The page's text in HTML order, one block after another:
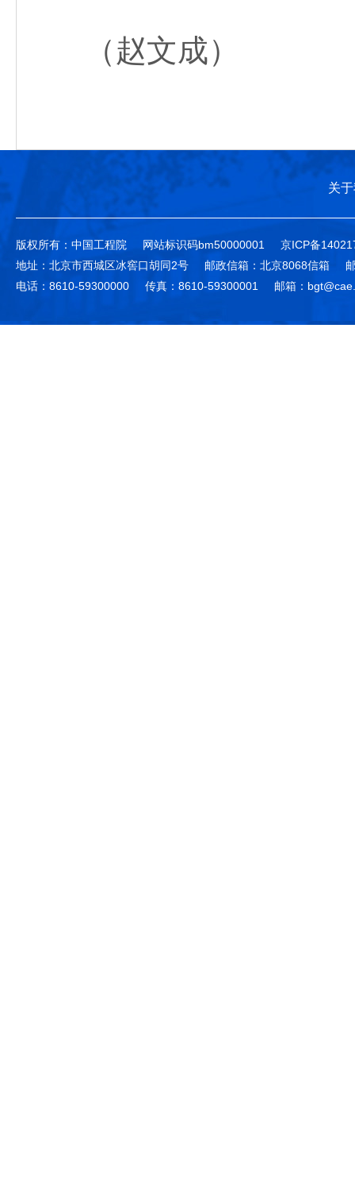
（赵文成）
关
版权所有：中国工程院 网站标识码bm50000001
京ICP备
地址：北京市西城区冰窖口胡同2号
邮政信箱：北京8068信箱
电话：8610-59300000
传真：8610-59300001 邮箱：